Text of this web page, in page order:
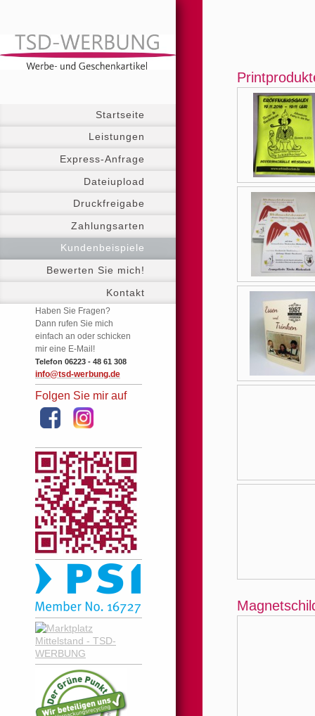
Startseite
Leistungen
Express-Anfrage
Dateiupload
Druckfreigabe
Zahlungsarten
Kundenbeispiele
Bewerten Sie mich!
Kontakt
Haben Sie Fragen?
Dann rufen Sie mich
einfach an oder schicken
mir eine E-Mail!
Telefon 06223 - 48 61 308
info@tsd-werbung.de
Folgen Sie mir auf